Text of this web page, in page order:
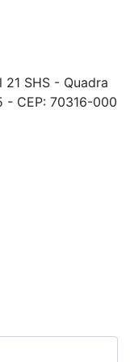
SHS - Quadra
- CEP: 70316-000